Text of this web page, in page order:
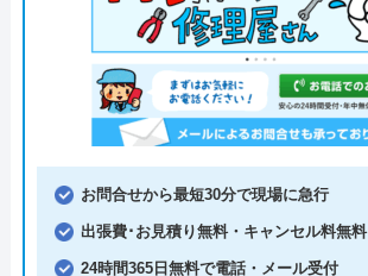
お問合せから最短30分で現場に急行
出張費･お見積り無料・キャンセル料無料
24時間365日無料で電話・メール受付